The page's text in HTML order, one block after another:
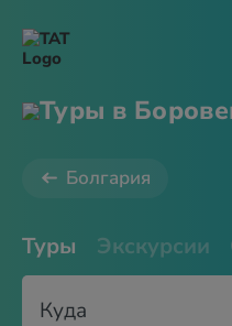
Туры в
Болгария
Туры Экскурсии
Куда